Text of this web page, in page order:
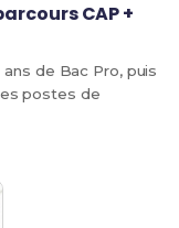
CAP +
de Bac Pro, puis
postes de